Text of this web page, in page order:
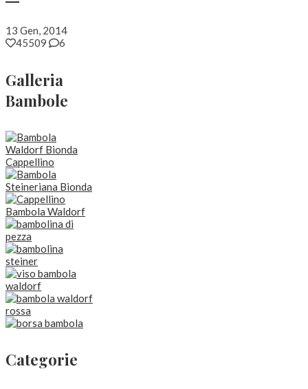
13 Gen, 2014
45509
6
Galleria
Bambole
Categorie